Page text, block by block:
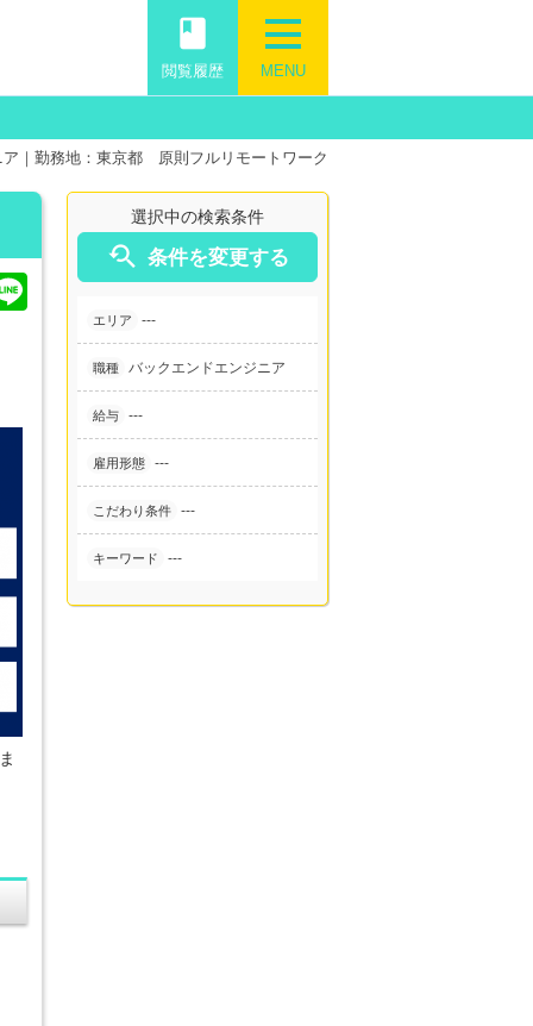
MENU
book
閲覧履歴
ア｜勤務地：東京都 原則フルリモートワーク
選択中の検索条件
 条件を変更する
エリア ---
職種 バックエンドエンジニア
給与 ---
雇用形態 ---
こだわり条件 ---
キーワード ---